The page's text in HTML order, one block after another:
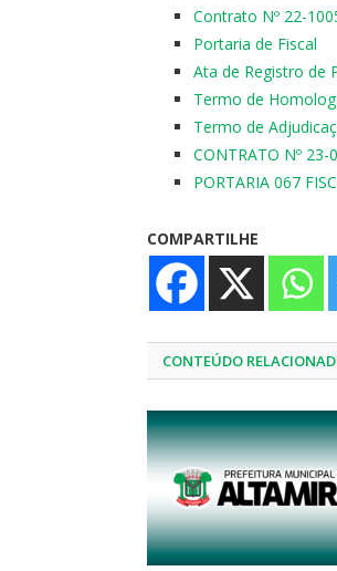
Contrato Nº 22-
Portaria de Fiscal
Ata de Registro de
Termo de
Termo de
CONTRATO Nº 23-
PORTARIA 067
COMPARTILHE
CONTEÚDO